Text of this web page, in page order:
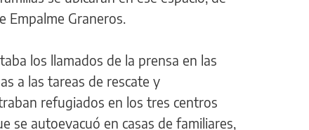
Graneros.
los llamados de la prensa en las
a las tareas de rescate y
refugiados en los tres centros
se autoevacuó en casas de familiares,